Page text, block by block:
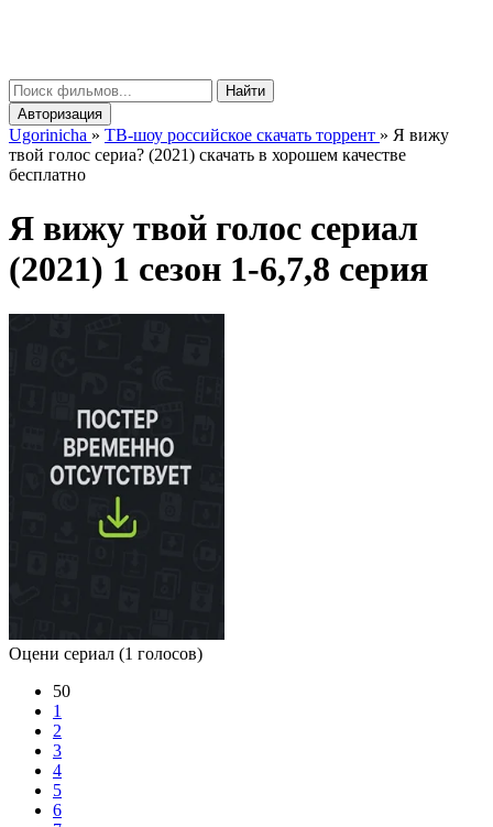
Найти
Авторизация
Ugorinicha » ТВ-шоу российское скачать торрент » Я вижу
твой голос сериа? (2021) скачать в хорошем качестве
бесплатно
Я вижу твой голос сериал
(2021) 1 сезон 1-6,7,8 серия
Оцени сериал (1 голосов)
50
1
2
3
4
5
6